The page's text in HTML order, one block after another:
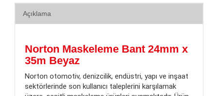
Açıklama
Norton Maskeleme Bant 24mm x
35m Beyaz
Norton otomotiv, denizcilik, endüstri, yapı ve inşaat
sektörlerinde son kullanıcı taleplerini karşılamak